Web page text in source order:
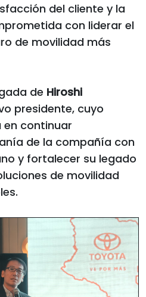
del cliente y la
con liderar el
de movilidad más
de Hiroshi
presidente, cuyo
en continuar
de la compañía con
y fortalecer su legado
de movilidad